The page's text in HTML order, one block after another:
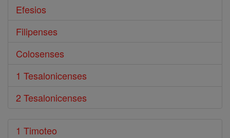
Efesios
Filipenses
Colosenses
1 Tesalonicenses
2 Tesalonicenses
1 Timoteo